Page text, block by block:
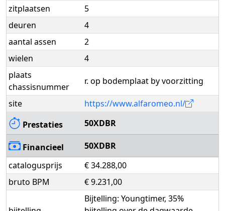
zitplaatsen
5
deuren
4
aantal assen
2
wielen
4
plaats
chassisnummer
r. op bodemplaat by voorzitting
site
https://www.alfaromeo.nl/
Prestaties
50XDBR
Financieel
50XDBR
catalogusprijs
€ 34.288,00
bruto BPM
€ 9.231,00
Bijtelling: Youngtimer, 35%